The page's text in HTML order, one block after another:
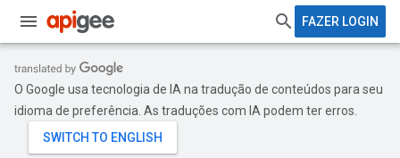
FAZER LOGIN
O Google usa tecnologia de IA na tradução de conteúdos para seu
idioma de preferência. As traduções com IA podem ter erros.